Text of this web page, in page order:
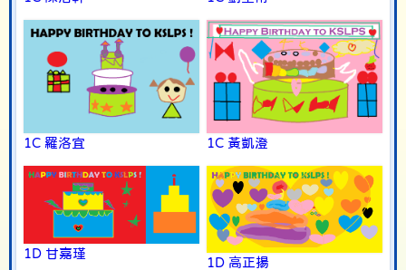
1C 羅洛宜 1C 黃凱澄
1D 甘嘉瑾
1D 高正揚